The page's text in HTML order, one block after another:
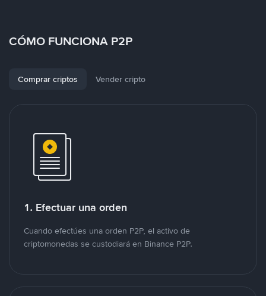
CÓMO FUNCIONA P2P
Comprar criptos Vender cripto
1. Efectuar una orden
Cuando efectúes una orden P2P, el activo de
criptomonedas se custodiará en Binance P2P.